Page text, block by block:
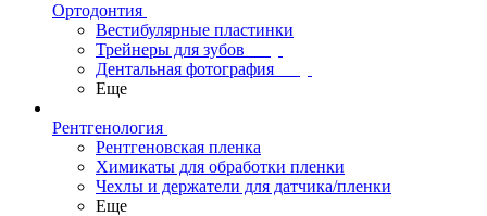
Ортодонтия
Вестибулярные пластинки
Трейнеры для зубов
Дентальная фотография
Еще
Рентгенология
Рентгеновская пленка
Химикаты для обработки пленки
Чехлы и держатели для датчика/пленки
Еще